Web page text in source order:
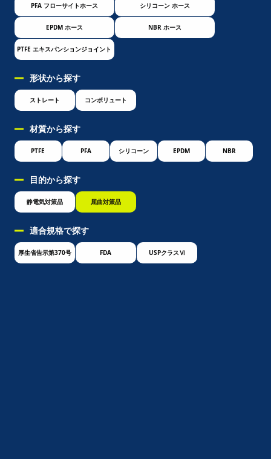
PFA フローサイトホース シリコーン ホース
EPDM ホース NBR ホース
PTFE エキスパンションジョイント
形状から探す
ストレート コンボリュート
材質から探す
PTFE PFA シリコーン EPDM NBR
目的から探す
静電気対策品 屈曲対策品
適合規格で探す
厚生省告示第370号 FDA USPクラスⅥ